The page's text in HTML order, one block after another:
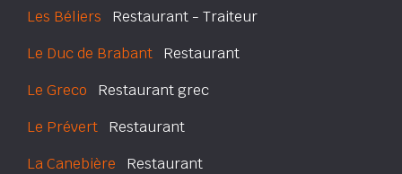
Les Béliers Restaurant - Traiteur
Le Duc de Brabant Restaurant
Le Greco Restaurant grec
Le Prévert Restaurant
La Canebière Restaurant